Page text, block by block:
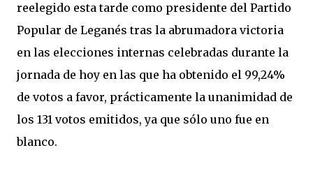
reelegido esta tarde como presidente del Partido
Popular de Leganés tras la abrumadora victoria
en las elecciones internas celebradas durante la
jornada de hoy en las que ha obtenido el 99,24%
de votos a favor, prácticamente la unanimidad de
los 131 votos emitidos, ya que sólo uno fue en
blanco.